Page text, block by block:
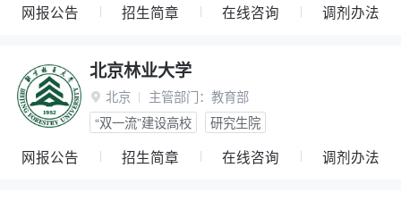
网报公告 招生简章 在线咨询 调剂办法
北京林业大学
 北京 主管部门： 教育部
“双一流”建设高校
研究生院
网报公告 招生简章 在线咨询 调剂办法